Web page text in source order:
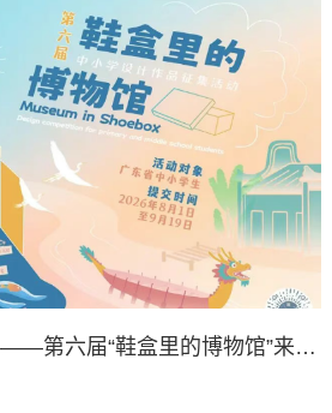
未来小馆长，请就位——第六届“鞋盒里的博物馆”来了丨活动